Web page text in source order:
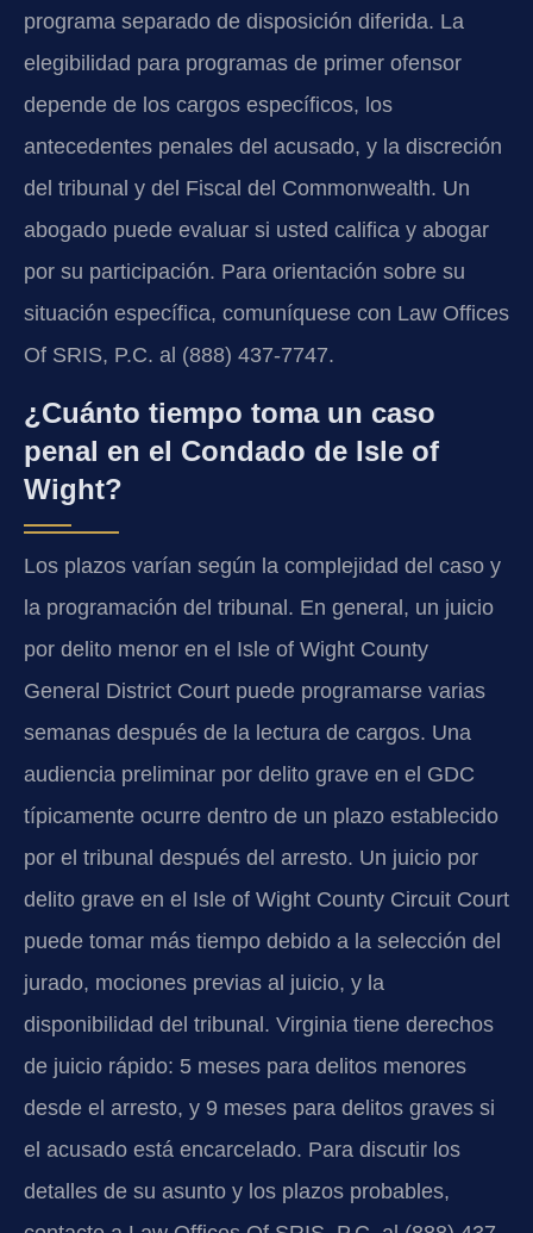
programa separado de disposición diferida. La
elegibilidad para programas de primer ofensor
depende de los cargos específicos, los
antecedentes penales del acusado, y la discreción
del tribunal y del Fiscal del Commonwealth. Un
abogado puede evaluar si usted califica y abogar
por su participación. Para orientación sobre su
situación específica, comuníquese con Law Offices
Of SRIS, P.C. al (888) 437-7747.
¿Cuánto tiempo toma un caso
penal en el Condado de Isle of
Wight?
Los plazos varían según la complejidad del caso y
la programación del tribunal. En general, un juicio
por delito menor en el Isle of Wight County
General District Court puede programarse varias
semanas después de la lectura de cargos. Una
audiencia preliminar por delito grave en el GDC
típicamente ocurre dentro de un plazo establecido
por el tribunal después del arresto. Un juicio por
delito grave en el Isle of Wight County Circuit Court
puede tomar más tiempo debido a la selección del
jurado, mociones previas al juicio, y la
disponibilidad del tribunal. Virginia tiene derechos
de juicio rápido: 5 meses para delitos menores
desde el arresto, y 9 meses para delitos graves si
el acusado está encarcelado. Para discutir los
detalles de su asunto y los plazos probables,